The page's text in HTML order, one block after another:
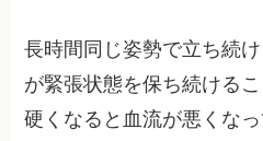
長時間同じ姿勢で立ち続
が緊張状態を保ち続ける
硬くなると血流が悪くな